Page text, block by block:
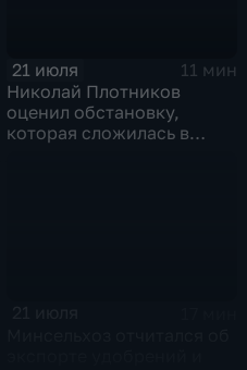
21 июля
11 мин
Николай Плотников
оценил обстановку,
которая сложилась в